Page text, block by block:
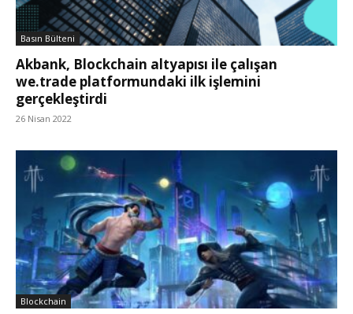
Basın Bülteni
Akbank, Blockchain altyapısı ile çalışan
we.trade platformundaki ilk işlemini
gerçekleştirdi
26 Nisan 2022
Blockchain